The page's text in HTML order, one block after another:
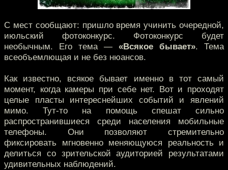
С мест сообщают: пришло время учинить очередной,
июльский фотоконкурс. Фотоконкурс будет
необычным. Его тема — «Всякое бывает». Тема
всеобъемлющая и не без нюансов.
Как известно, всякое бывает именно в тот самый
момент, когда камеры при себе нет. Вот и проходят
целые пласты интереснейших событий и явлений
мимо. Тут-то на помощь спешат сильно
распространившиеся среди населения мобильные
телефоны. Они позволяют стремительно
фиксировать мгновенно меняющуюся реальность и
делиться со зрительской аудиторией результатами
удивительных наблюдений.